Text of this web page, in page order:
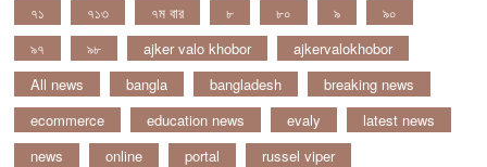
৭১
৭১৩ ৭ম বার ৮ ৮০ ৯
৯০
৯৭
৯৮ ajker valo khobor
ajkervalokhobor
All news
bangla bangladesh
breaking news
ecommerce
education news evaly
latest news
news
online portal
russel viper